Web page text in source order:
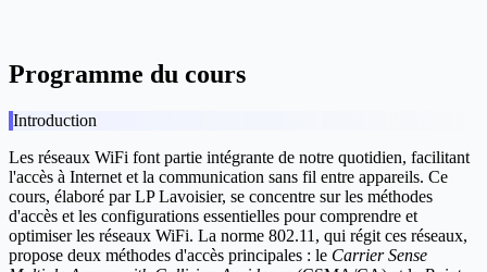
Programme du cours
Introduction
Les réseaux WiFi font partie intégrante de notre quotidien, facilitant
l'accès à Internet et la communication sans fil entre appareils. Ce
cours, élaboré par LP Lavoisier, se concentre sur les méthodes
d'accès et les configurations essentielles pour comprendre et
optimiser les réseaux WiFi. La norme 802.11, qui régit ces réseaux,
propose deux méthodes d'accès principales : le Carrier Sense